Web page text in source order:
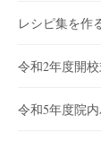
レシピ集を作
令和2年度開
令和5年度院